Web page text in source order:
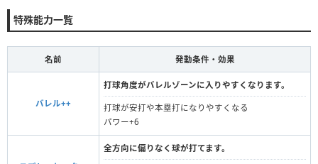
特殊能力一覧
名前 発動条件・効果
バレル++
打球角度がバレルゾーンに入りやすくなります。
打球が安打や本塁打になりやすくなる
パワー+6
全方向に偏りなく球が打てます。